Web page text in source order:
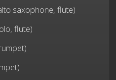
saxophone, flute)
flute)